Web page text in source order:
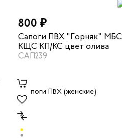
800 ₽
Сапоги ПВХ "Горняк" МБС
КЩС КП/КС цвет олива
САП239